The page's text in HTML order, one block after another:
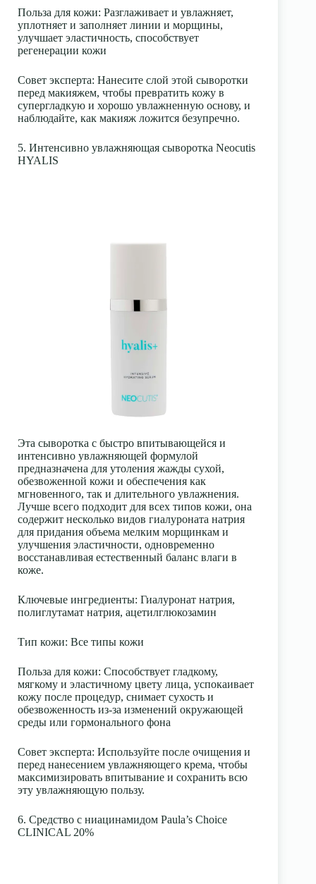
Польза для кожи: Разглаживает и увлажняет,
уплотняет и заполняет линии и морщины,
улучшает эластичность, способствует
регенерации кожи
Совет эксперта: Нанесите слой этой сыворотки
перед макияжем, чтобы превратить кожу в
супергладкую и хорошо увлажненную основу, и
наблюдайте, как макияж ложится безупречно.
5. Интенсивно увлажняющая сыворотка Neocutis
HYALIS
Эта сыворотка с быстро впитывающейся и
интенсивно увлажняющей формулой
предназначена для утоления жажды сухой,
обезвоженной кожи и обеспечения как
мгновенного, так и длительного увлажнения.
Лучше всего подходит для всех типов кожи, она
содержит несколько видов гиалуроната натрия
для придания объема мелким морщинкам и
улучшения эластичности, одновременно
восстанавливая естественный баланс влаги в
коже.
Ключевые ингредиенты: Гиалуронат натрия,
полиглутамат натрия, ацетилглюкозамин
Тип кожи: Все типы кожи
Польза для кожи: Способствует гладкому,
мягкому и эластичному цвету лица, успокаивает
кожу после процедур, снимает сухость и
обезвоженность из-за изменений окружающей
среды или гормонального фона
Совет эксперта: Используйте после очищения и
перед нанесением увлажняющего крема, чтобы
максимизировать впитывание и сохранить всю
эту увлажняющую пользу.
6. Средство с ниацинамидом Paula’s Choice
CLINICAL 20%